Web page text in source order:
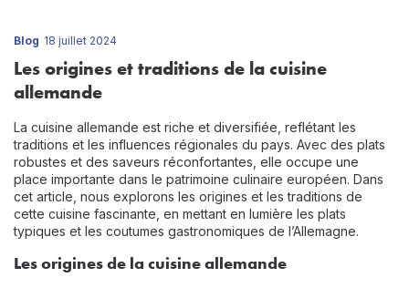
Blog 18 juillet 2024
Les origines et traditions de la cuisine
allemande
La cuisine allemande est riche et diversifiée, reflétant les
traditions et les influences régionales du pays. Avec des plats
robustes et des saveurs réconfortantes, elle occupe une
place importante dans le patrimoine culinaire européen. Dans
cet article, nous explorons les origines et les traditions de
cette cuisine fascinante, en mettant en lumière les plats
typiques et les coutumes gastronomiques de l’Allemagne.
Les origines de la cuisine allemande